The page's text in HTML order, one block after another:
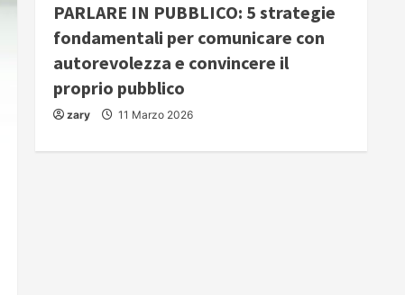
PARLARE IN PUBBLICO: 5 strategie
fondamentali per comunicare con
autorevolezza e convincere il
proprio pubblico
zary 11 Marzo 2026